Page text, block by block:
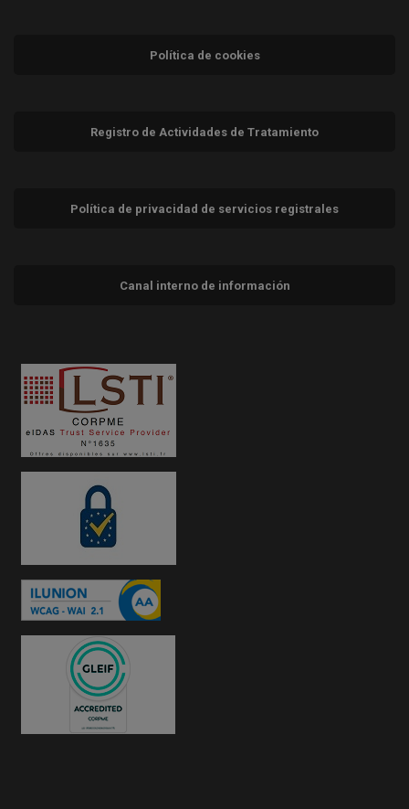
Política de cookies
Registro de Actividades de Tratamiento
Política de privacidad de servicios registrales
Canal interno de información